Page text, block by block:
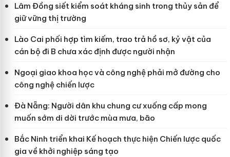
Lâm Đồng siết kiểm soát kháng sinh trong thủy sản để
giữ vững thị trường
Lào Cai phối hợp tìm kiếm, trao trả hồ sơ, kỷ vật của
cán bộ đi B chưa xác định được người nhận
Ngoại giao khoa học và công nghệ phải mở đường cho
công nghệ chiến lược
Đà Nẵng: Người dân khu chung cư xuống cấp mong
muốn sớm di dời trước mùa mưa, bão
Bắc Ninh triển khai Kế hoạch thực hiện Chiến lược quốc
gia về khởi nghiệp sáng tạo